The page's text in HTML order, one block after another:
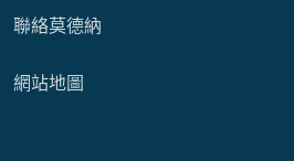
聯絡莫德納
網站地圖